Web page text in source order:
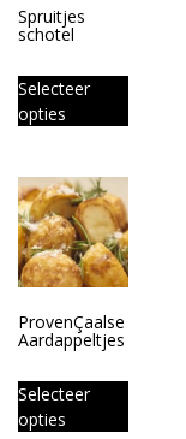
Spruitjes
schotel
Selecteer
opties
ProvenÇaalse
Aardappeltjes
Selecteer
opties